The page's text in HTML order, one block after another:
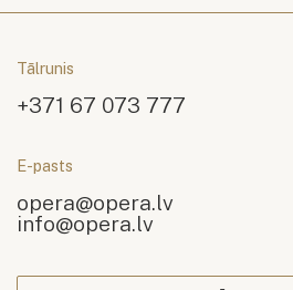
Tālrunis
+371 67 073 777
E-pasts
opera@opera.lv
info@opera.lv